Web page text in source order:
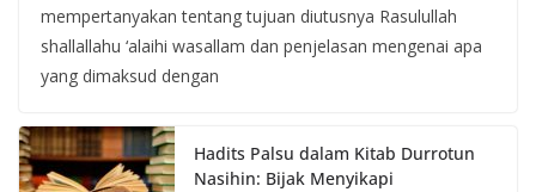
mempertanyakan tentang tujuan diutusnya Rasulullah
shallallahu ‘alaihi wasallam dan penjelasan mengenai apa
yang dimaksud dengan
Hadits Palsu dalam Kitab Durrotun
Nasihin: Bijak Menyikapi